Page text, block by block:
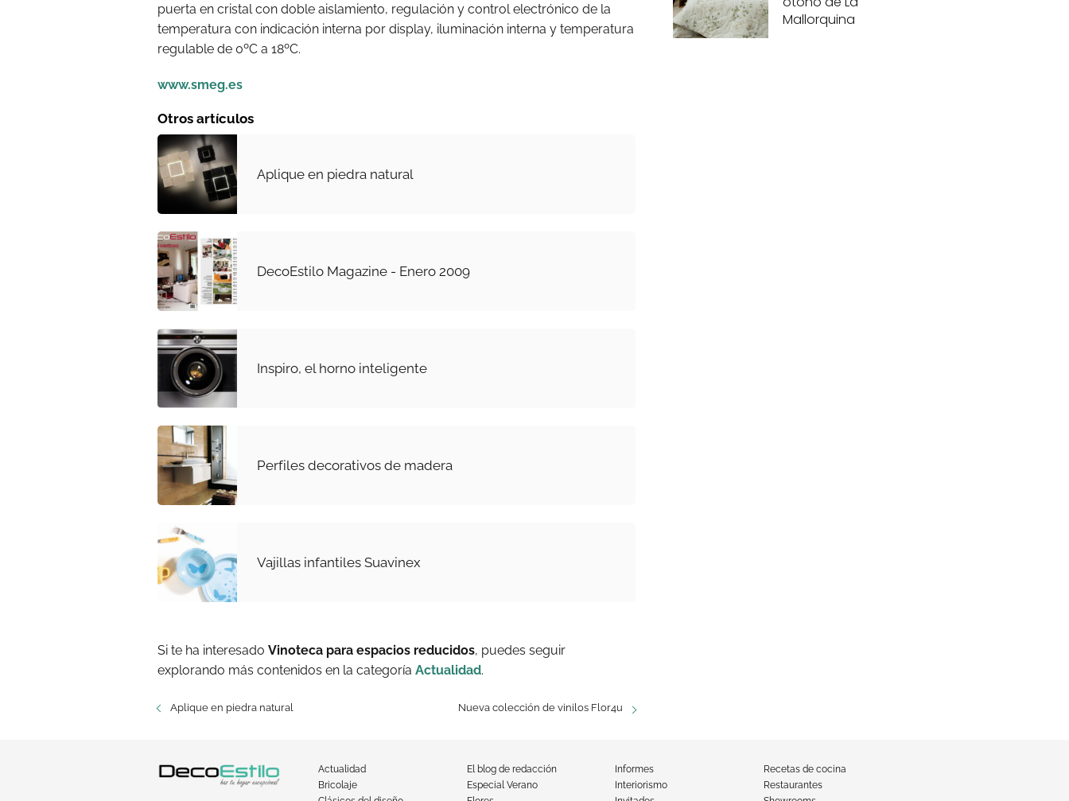
puerta en cristal con doble aislamiento, regulación y control electrónico de la
temperatura con indicación interna por display, iluminación interna y temperatura
regulable de 0ºC a 18ºC.
www.smeg.es
Otros artículos
Aplique en piedra natural
DecoEstilo Magazine - Enero 2009
Inspiro, el horno inteligente
Perfiles decorativos de madera
Vajillas infantiles Suavinex
Si te ha interesado Vinoteca para espacios reducidos, puedes seguir
explorando más contenidos en la categoría Actualidad.
Aplique en piedra natural Nueva colección de vinilos Flor4u
Mallorquina
Actualidad
Bricolaje
El blog de redacción
Especial Verano
Informes
Interiorismo
Recetas de cocina
Restaurantes